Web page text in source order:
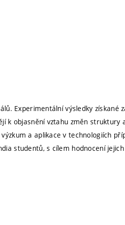
Experimentální výsledky získané
k objasnění vztahu změn struktury
a aplikace v technologiích
studentů, s cílem hodnocení